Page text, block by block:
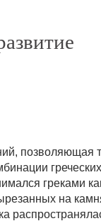
позволяющая
греками
на